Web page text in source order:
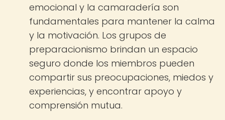
emocional y la camaradería son
fundamentales para mantener la calma
y la motivación. Los grupos de
preparacionismo brindan un espacio
seguro donde los miembros pueden
compartir sus preocupaciones, miedos y
experiencias, y encontrar apoyo y
comprensión mutua.